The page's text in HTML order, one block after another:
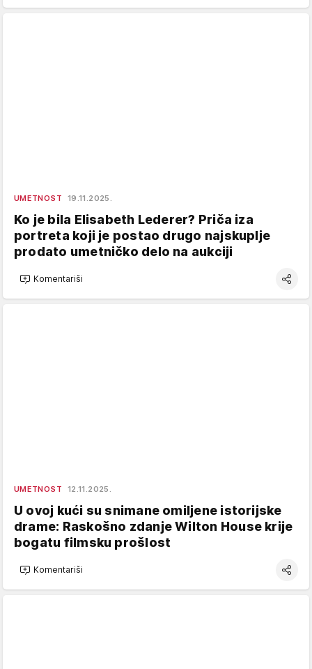
UMETNOST 19.11.2025.
Ko je bila Elisabeth Lederer? Priča iza
portreta koji je postao drugo najskuplje
prodato umetničko delo na aukciji
Komentariši
UMETNOST 12.11.2025.
U ovoj kući su snimane omiljene istorijske
drame: Raskošno zdanje Wilton House krije
bogatu filmsku prošlost
Komentariši